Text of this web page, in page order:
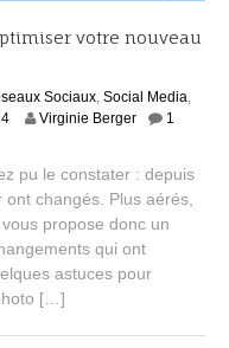
votre nouveau
Sociaux, Social Media,
A
u
s
t
7
,
0
Virginie Berger
1
pu le constater : depuis
changés. Plus aérés,
propose donc un
qui ont
astuces pour
[…]